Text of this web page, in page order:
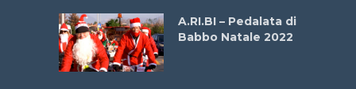
A.RI.BI – Pedalata di
Babbo Natale 2022